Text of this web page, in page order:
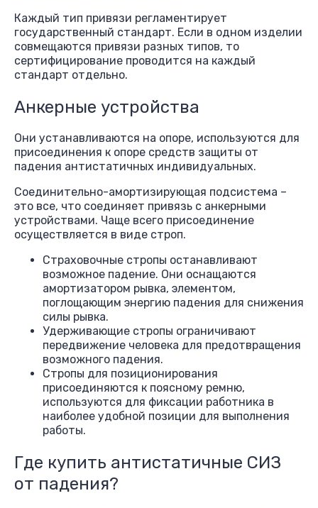
Каждый тип привязи регламентирует
государственный стандарт. Если в одном изделии
совмещаются привязи разных типов, то
сертифицирование проводится на каждый
стандарт отдельно.
Анкерные устройства
Они устанавливаются на опоре, используются для
присоединения к опоре средств защиты от
падения антистатичных индивидуальных.
Соединительно-амортизирующая подсистема –
это все, что соединяет привязь с анкерными
устройствами. Чаще всего присоединение
осуществляется в виде строп.
Страховочные стропы останавливают
возможное падение. Они оснащаются
амортизатором рывка, элементом,
поглощающим энергию падения для снижения
силы рывка.
Удерживающие стропы ограничивают
передвижение человека для предотвращения
возможного падения.
Стропы для позиционирования
присоединяются к поясному ремню,
используются для фиксации работника в
наиболее удобной позиции для выполнения
работы.
Где купить антистатичные СИЗ
от падения?